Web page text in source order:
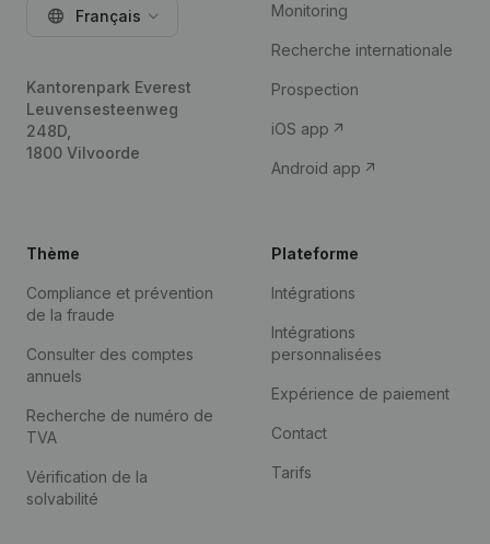
Français
Kantorenpark Everest
Leuvensesteenweg
248D,
1800 Vilvoorde
Monitoring
Recherche internationale
Prospection
iOS app
Android app
Thème
Compliance et prévention
de la fraude
Consulter des comptes
annuels
Recherche de numéro de
TVA
Vérification de la
solvabilité
Plateforme
Intégrations
Intégrations
personnalisées
Expérience de paiement
Contact
Tarifs